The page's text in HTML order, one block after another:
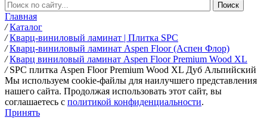
Главная
/ Каталог
/ Кварц-виниловый ламинат | Плитка SPC
/ Кварц-виниловый ламинат Aspen Floor (Аспен Флор)
/ Кварц виниловый ламинат Aspen Floor Premium Wood XL
/ SPC плитка Aspen Floor Premium Wood XL Дуб Альпийский
Мы используем cookie-файлы для наилучшего представления
нашего сайта. Продолжая использовать этот сайт, вы
соглашаетесь c политикой конфиденциальности.
Принять